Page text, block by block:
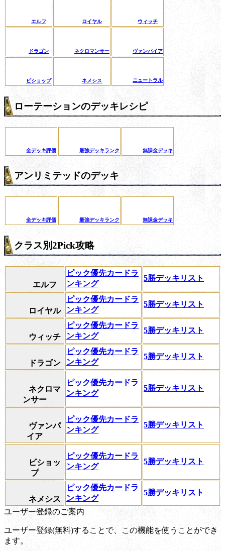
エルフ ロイヤル ウィッチ
ドラゴン ネクロマンサー ヴァンパイア
ビショップ ネメシス ニュートラル
ローテーションのデッキレシピ
全デッキ評価 最強デッキランク 無課金デッキ
アンリミテッドのデッキ
全デッキ評価 最強デッキランク 無課金デッキ
クラス別2Pick攻略
エルフ
ピック優先カードラ
ンキング
5勝デッキリスト
ロイヤル
ピック優先カードラ
ンキング
5勝デッキリスト
ウィッチ
ピック優先カードラ
ンキング
5勝デッキリスト
ドラゴン
ピック優先カードラ
ンキング
5勝デッキリスト
ネクロマ
ンサー
ピック優先カードラ
ンキング
5勝デッキリスト
ヴァンパ
イア
ピック優先カードラ
ンキング
5勝デッキリスト
ビショッ
プ
ピック優先カードラ
ンキング
5勝デッキリスト
ネメシス
ピック優先カードラ
ンキング
5勝デッキリスト
ユーザー登録のご案内
ユーザー登録(無料)することで、この機能を使うことができ
ます。